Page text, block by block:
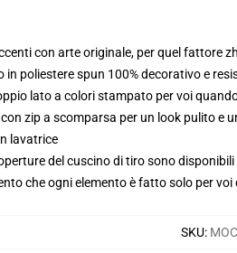
con arte originale, per quel fattore
in poliestere spun 100% decorativo e
lato a colori stampato per voi
zip a scomparsa per un look pulito e
lavatrice
del cuscino di tiro sono
che ogni elemento è fatto solo per
SKU: